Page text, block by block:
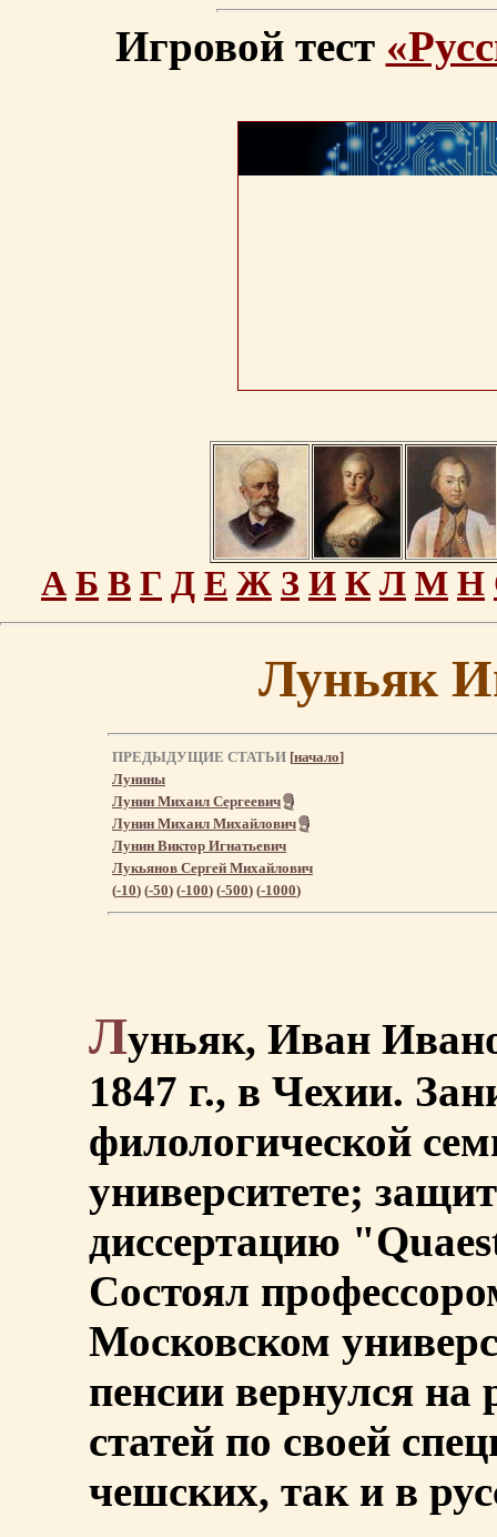
Игровой тест
А Б В Г Д Е Ж З И К Л М Н
Луньяк
ПРЕДЫДУЩИЕ СТАТЬИ [начало]
Лунины
Лунин Михаил Сергеевич
Лунин Михаил Михайлович
Лунин Виктор Игнатьевич
Лукьянов Сергей Михайлович
(-10) (-50) (-100) (-500) (-1000)
Луньяк, Иван
1847 г., в Чехии.
филологической
университете;
диссертацию
Состоял
Московском
пенсии вернулся на
статей по своей
чешских, так и в